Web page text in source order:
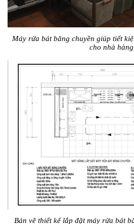
Máy rửa bát băng chuyền giúp tiết
cho nhà
Bản vẽ thiết kế lắp đặt máy rửa bát